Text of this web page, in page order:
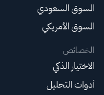
السوق السعودي
السوق الأمريكي
الخصائص
الاختيار الذكي
أدوات التحليل